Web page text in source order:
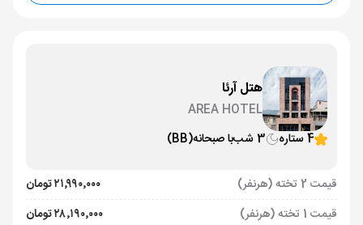
هتل آرئا
AREA HOTEL
4 ستاره
3 شب با صبحانه(BB)
قیمت 2 تخته (هرنفر)
۲۱٬۹۹۰٬۰۰۰ تومان
قیمت 1 تخته (هرنفر)
۲۸٬۱۹۰٬۰۰۰ تومان